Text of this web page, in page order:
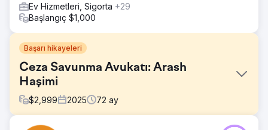
Ev Hizmetleri, Sigorta +29
Başlangıç $1,000
Başarı hikayeleri
Ceza Savunma Avukatı: Arash
Haşimi
$2,999 2025 72 ay